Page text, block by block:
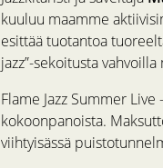
kuuluu maamme
esittää tuotantoa
jazz”-sekoitusta
Flame Jazz Summer
kokoonpanoista.
viihtyisässä